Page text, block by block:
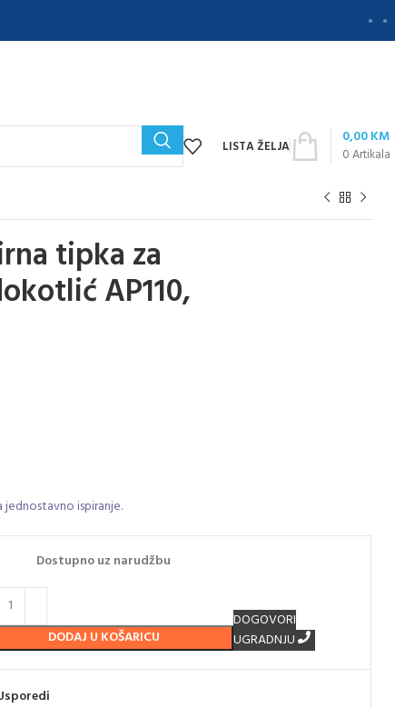
LISTA ŽELJA 0Artikala
0,00KM
tipka za
AP110,
jednostavno ispiranje.
Dostupno uz narudžbu
DODAJ U KOŠARICU
DOGOVORI
UGRADNJU